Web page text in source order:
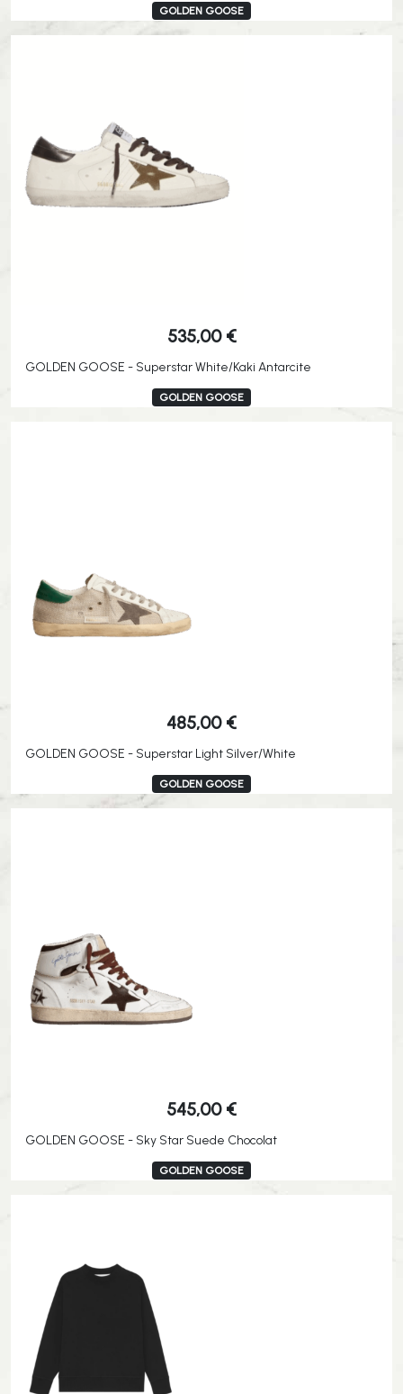
GOLDEN GOOSE
535,00 €
GOLDEN GOOSE - Superstar White/Kaki Antarcite
GOLDEN GOOSE
485,00 €
GOLDEN GOOSE - Superstar Light Silver/White
GOLDEN GOOSE
545,00 €
GOLDEN GOOSE - Sky Star Suede Chocolat
GOLDEN GOOSE